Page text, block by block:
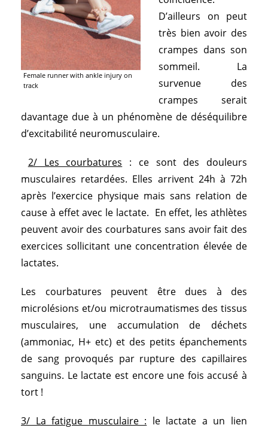
Female runner with ankle injury on
track
D’ailleurs on peut
très bien avoir des
crampes dans son
sommeil. La
survenue des
crampes serait
davantage due à un phénomène de déséquilibre
d’excitabilité neuromusculaire.
2/ Les courbatures : ce sont des douleurs
musculaires retardées. Elles arrivent 24h à 72h
après l’exercice physique mais sans relation de
cause à effet avec le lactate. En effet, les athlètes
peuvent avoir des courbatures sans avoir fait des
exercices sollicitant une concentration élevée de
lactates.
Les courbatures peuvent être dues à des
microlésions et/ou microtraumatismes des tissus
musculaires, une accumulation de déchets
(ammoniac, H+ etc) et des petits épanchements
de sang provoqués par rupture des capillaires
sanguins. Le lactate est encore une fois accusé à
tort !
3/ La fatigue musculaire : le lactate a un lien